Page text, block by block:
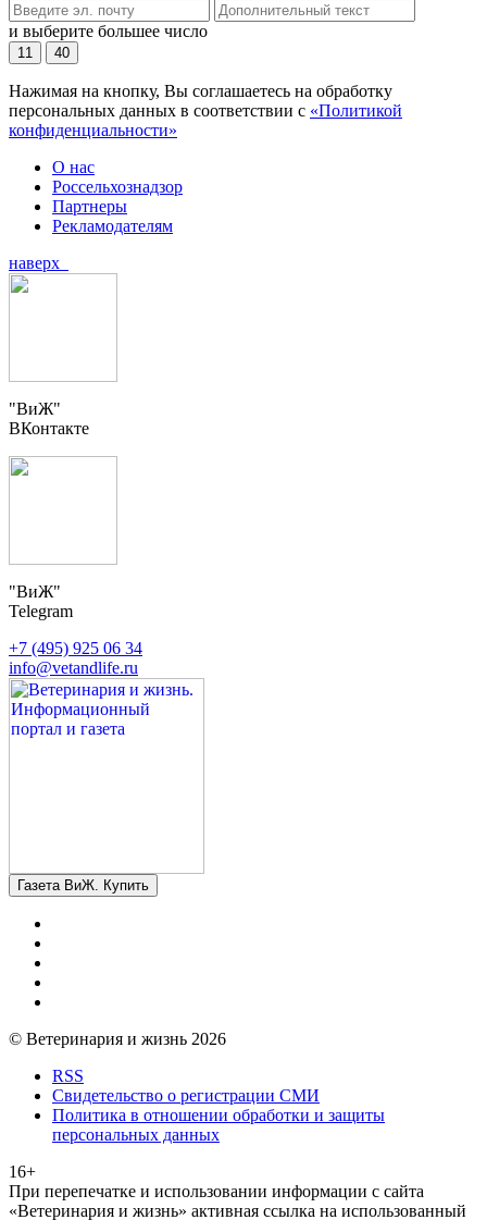
и выберите большее число
11 40
Нажимая на кнопку, Вы соглашаетесь на обработку
персональных данных в соответствии с «Политикой
конфиденциальности»
О нас
Россельхознадзор
Партнеры
Рекламодателям
наверх
"ВиЖ"
ВКонтакте
"ВиЖ"
Telegram
+7 (495) 925 06 34
info@vetandlife.ru
Газета ВиЖ. Купить
© Ветеринария и жизнь 2026
RSS
Свидетельство о регистрации СМИ
Политика в отношении обработки и защиты
персональных данных
16+
При перепечатке и использовании информации с сайта
«Ветеринария и жизнь» активная ссылка на использованный